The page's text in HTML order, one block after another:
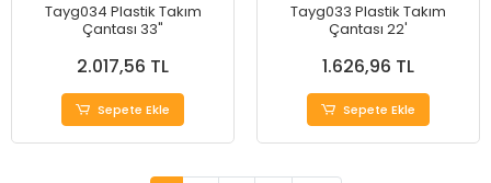
Tayg034 Plastik Takım
Çantası 33"
2.017,56 TL
Sepete Ekle
Tayg033 Plastik Takım
Çantası 22'
1.626,96 TL
Sepete Ekle